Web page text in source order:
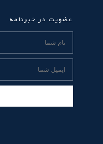
عضویت در خبرنامه